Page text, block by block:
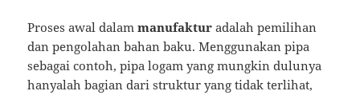
Proses awal dalammanufaktur adalah pemilihan
dan pengolahan bahan baku. Menggunakan pipa
sebagai contoh, pipa logam yang mungkin dulunya
hanyalah bagian dari struktur yang tidak terlihat,